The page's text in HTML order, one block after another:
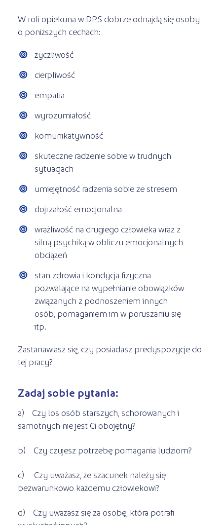
W roli opiekuna w DPS dobrze odnajdą się osoby
o poniższych cechach:
życzliwość
cierpliwość
empatia
wyrozumiałość
komunikatywność
skuteczne radzenie sobie w trudnych
sytuacjach
umiejętność radzenia sobie ze stresem
dojrzałość emocjonalna
wrażliwość na drugiego człowieka wraz z
silną psychiką w obliczu emocjonalnych
obciążeń
stan zdrowia i kondycja fizyczna
pozwalające na wypełnianie obowiązków
związanych z podnoszeniem innych
osób, pomaganiem im w poruszaniu się
itp.
Zastanawiasz się, czy posiadasz predyspozycje do
tej pracy?
Zadaj sobie pytania:
a) Czy los osób starszych, schorowanych i
samotnych nie jest Ci obojętny?
b) Czy czujesz potrzebę pomagania ludziom?
c) Czy uważasz, że szacunek należy się
bezwarunkowo każdemu człowiekowi?
d) Czy uważasz się za osobę, która potrafi